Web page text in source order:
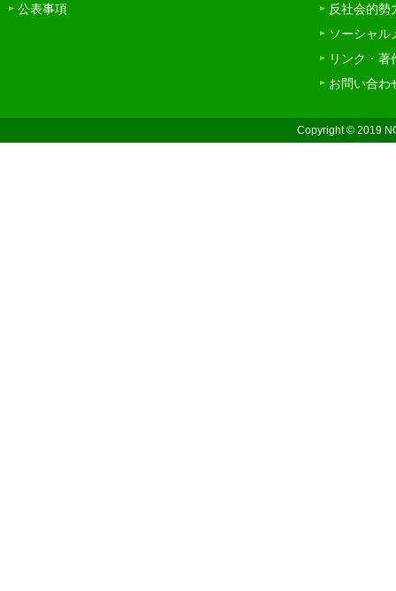
公表事項
反社会的勢
ソーシャル
リンク・著
お問い合わ
Copyright © 2019